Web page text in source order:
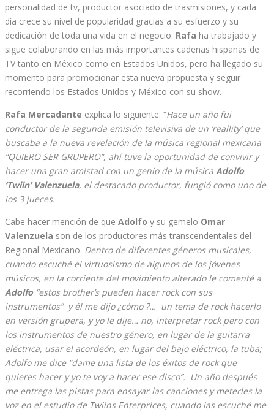
personalidad de tv, productor asociado de trasmisiones, y cada
día crece su nivel de popularidad gracias a su esfuerzo y su
dedicación de toda una vida en el negocio. Rafa ha trabajado y
sigue colaborando en las más importantes cadenas hispanas de
TV tanto en México como en Estados Unidos, pero ha llegado su
momento para promocionar esta nueva propuesta y seguir
recorriendo los Estados Unidos y México con su show.
Rafa Mercadante explica lo siguiente: “Hace un año fui
conductor de la segunda emisión televisiva de un ‘reallity’ que
buscaba a la nueva revelación de la música regional mexicana
“QUIERO SER GRUPERO”, ahí tuve la oportunidad de convivir y
hacer una gran amistad con un genio de la música Adolfo
‘Twiin’ Valenzuela, el destacado productor, fungió como uno de
los 3 jueces.
Cabe hacer mención de que Adolfo y su gemelo Omar
Valenzuela son de los productores más transcendentales del
Regional Mexicano. Dentro de diferentes géneros musicales,
cuando escuché el virtuosismo de algunos de los jóvenes
músicos, en la corriente del movimiento alterado le comenté a
Adolfo “estos brother’s pueden hacer rock con sus
instrumentos” y él me dijo ¿cómo ?… un tema de rock hacerlo
en versión grupera, y yo le dije… no, interpretar rock pero con
los instrumentos de nuestro género, en lugar de la guitarra
eléctrica, usar el acordeón, en lugar del bajo eléctrico, la tuba;
Adolfo me dice “dame una lista de los éxitos de rock que
quieres hacer y yo te voy a hacer ese disco”. Un año después
me entrega las pistas para ensayar las canciones y meterles la
voz en el estudio de Twiins Enterprices, cuando las escuché me